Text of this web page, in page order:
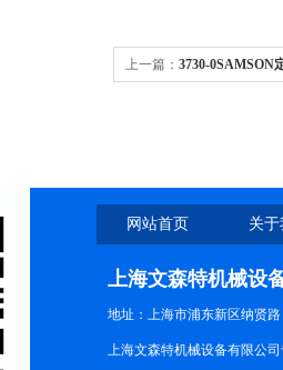
上一篇： 3730-0SAMSON
网站首页 关
上海文森特机械设
地址：上海市浦东新区纳贤路
上海文森特机械设备有限公